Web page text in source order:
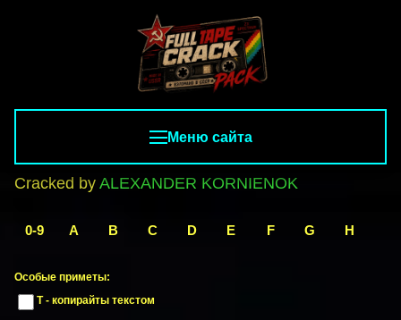
Меню сайта
Cracked byALEXANDER KORNIENOK
0-9 A B C D E F G H
Особые приметы:
T - копирайты текстом